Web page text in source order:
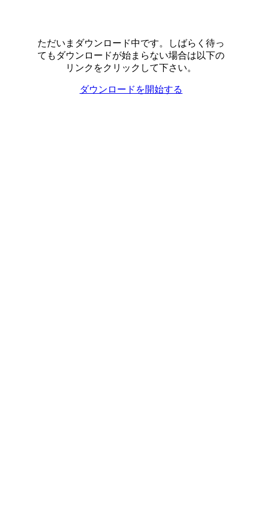
ただいまダウンロード中です。しばらく待っ
てもダウンロードが始まらない場合は以下の
リンクをクリックして下さい。
ダウンロードを開始する